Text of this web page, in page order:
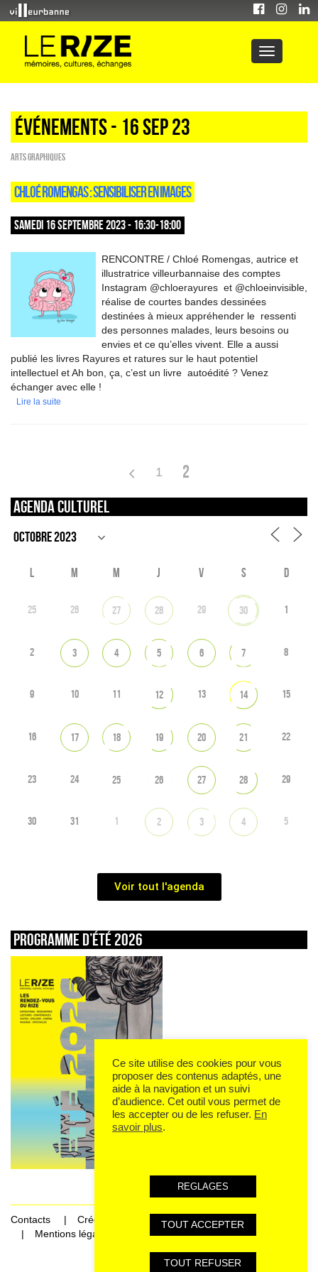
Événements - 16 Sep 23
Arts graphiques
CHLOÉ ROMENGAS : SENSIBILISER EN IMAGES
SAMEDI 16 SEPTEMBRE 2023 - 16:30-18:00
RENCONTRE / Chloé Romengas, autrice et
illustratrice villeurbannaise des comptes
Instagram @chloerayures et @chloeinvisible,
réalise de courtes bandes dessinées
destinées à mieux appréhender le ressenti
des personnes malades, leurs besoins ou
envies et ce qu’elles vivent. Elle a aussi
publié les livres Rayures et ratures sur le haut potentiel
intellectuel et Ah bon, ça, c’est un livre autoédité ? Venez
échanger avec elle !
Lire la suite
1
2
Agenda culturel
L M M J V S D
25 26 27 28 29 30 1
2 3 4 5 6 7 8
9 10 11 12 13 14 15
16 17 18 19 20 21 22
23 24 25 26 27 28 29
30 31 1 2 3 4 5
Voir tout l'agenda
Programme d’été 2026
Contacts
Crédits
Mentions légales et données personnelles
Ce site utilise des cookies pour vous
proposer des contenus adaptés, une
aide à la navigation et un suivi
d’audience. Cet outil vous permet de
les accepter ou de les refuser. En
savoir plus.
REGLAGES
TOUT ACCEPTER
TOUT REFUSER